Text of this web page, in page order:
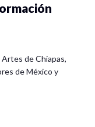
de Chiapas,
de México y